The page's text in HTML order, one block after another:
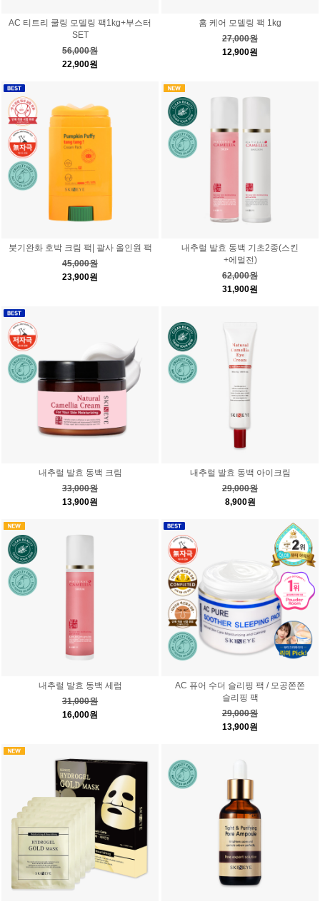
AC 티트리 쿨링 모델링 팩1kg+부스터
SET
56,000원
22,900원
홈 케어 모델링 팩 1kg
27,000원
12,900원
붓기완화 호박 크림 팩| 괄사 올인원 팩
45,000원
23,900원
내추럴 발효 동백 기초2종(스킨
+에멀전)
62,000원
31,900원
내추럴 발효 동백 크림
33,000원
13,900원
내추럴 발효 동백 아이크림
29,000원
8,900원
내추럴 발효 동백 세럼
31,000원
16,000원
AC 퓨어 수더 슬리핑 팩 / 모공쫀쫀
슬리핑 팩
29,000원
13,900원